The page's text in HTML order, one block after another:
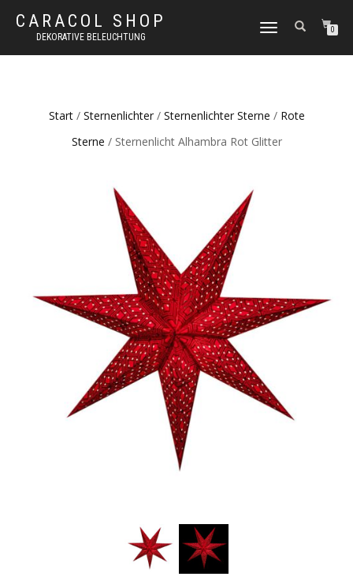
CARACOL SHOP
DEKORATIVE BELEUCHTUNG
NAVIGATION
0
Start/ Sternenlichter/ Sternenlichter Sterne / Rote
Sterne / Sternenlicht Alhambra Rot Glitter